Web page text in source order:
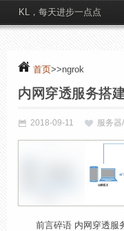
KL，每天进步一点点
首页>>ngrok
内网穿透服务搭
2018-09-11 服务器
前言碎语 内网穿透服